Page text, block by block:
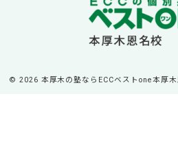
© 2026 本厚木の塾ならECCベストone本厚木